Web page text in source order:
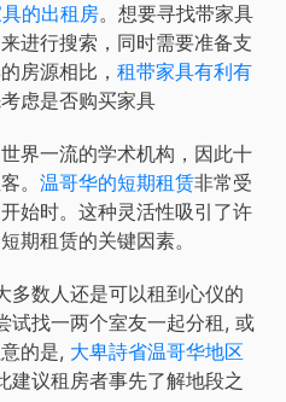
的出租房。想要寻找带家具
进行搜索，同时需要准备支
房源相比， 租带家具有利有
虑是否购买家具
界一流的学术机构，因此十
。 温哥华的短期租赁非常受
始时。这种灵活性吸引了许
期租赁的关键因素。
多数人还是可以租到心仪的
试找一两个室友一起分租, 或
的是, 大卑詩省温哥华地区
建议租房者事先了解地段之